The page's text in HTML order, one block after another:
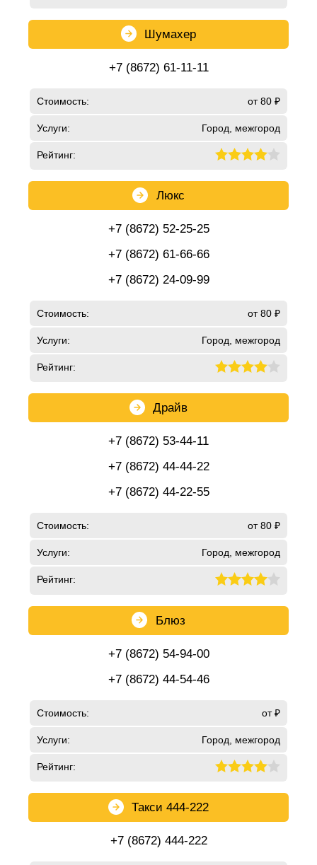
Шумахер
+7 (8672) 61-11-11
Стоимость: от 80 ₽
Услуги: Город, межгород
Рейтинг:
Люкс
+7 (8672) 52-25-25
+7 (8672) 61-66-66
+7 (8672) 24-09-99
Стоимость: от 80 ₽
Услуги: Город, межгород
Рейтинг:
Драйв
+7 (8672) 53-44-11
+7 (8672) 44-44-22
+7 (8672) 44-22-55
Стоимость: от 80 ₽
Услуги: Город, межгород
Рейтинг:
Блюз
+7 (8672) 54-94-00
+7 (8672) 44-54-46
Стоимость: от ₽
Услуги: Город, межгород
Рейтинг:
Такси 444-222
+7 (8672) 444-222